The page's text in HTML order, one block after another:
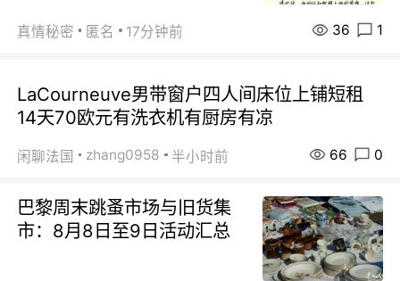
真情秘密 匿名 17分钟前 36 1
LaCourneuve男带窗户四人间床位上铺短租
14天70欧元有洗衣机有厨房有凉
闲聊法国 zhang0958 半小时前 66 0
巴黎周末跳蚤市场与旧货集
市：8月8日至9日活动汇总